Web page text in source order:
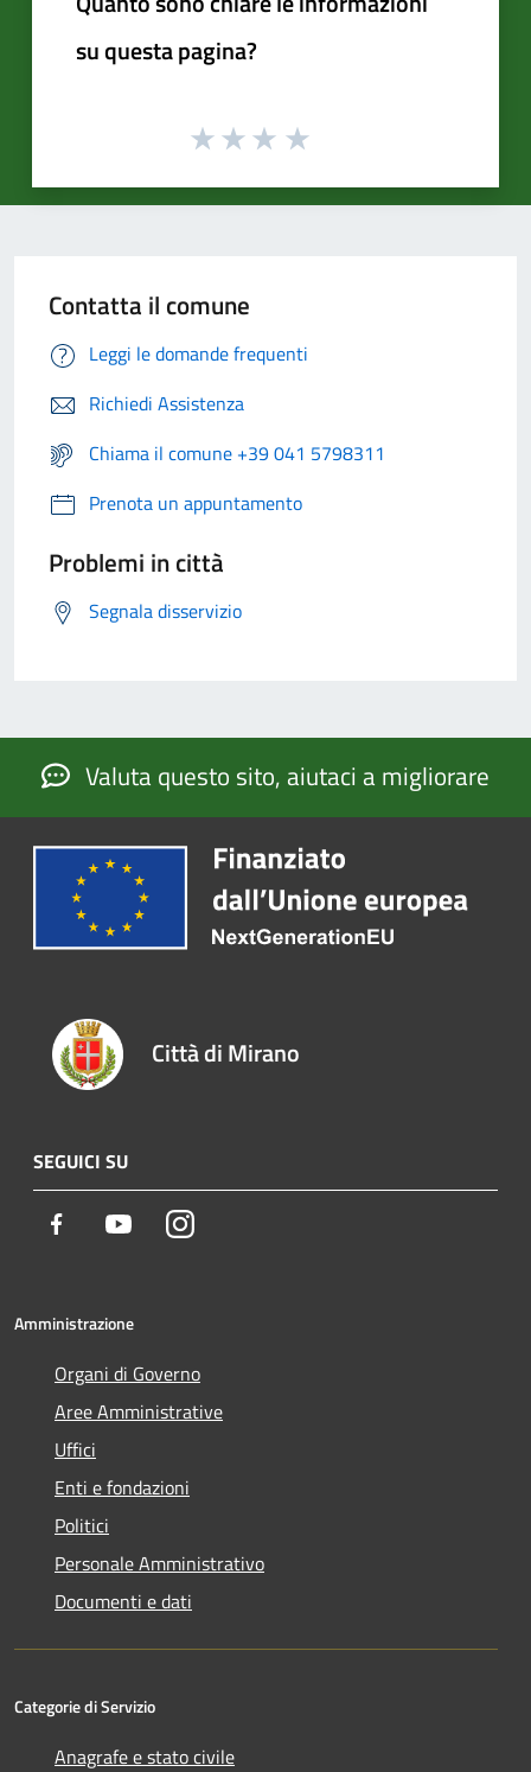
su questa pagina?
Contatta il comune
Leggi le domande frequenti
Richiedi Assistenza
Chiama il comune +39 041 5798311
Prenota un appuntamento
Problemi in città
Segnala disservizio
Valuta questo sito, aiutaci a migliorare
Città di Mirano
SEGUICI SU
Facebook YoutubeInstagram
Amministrazione
Organi di Governo
Aree Amministrative
Uffici
Enti e fondazioni
Politici
Personale Amministrativo
Documenti e dati
Categorie di Servizio
Anagrafe e stato civile